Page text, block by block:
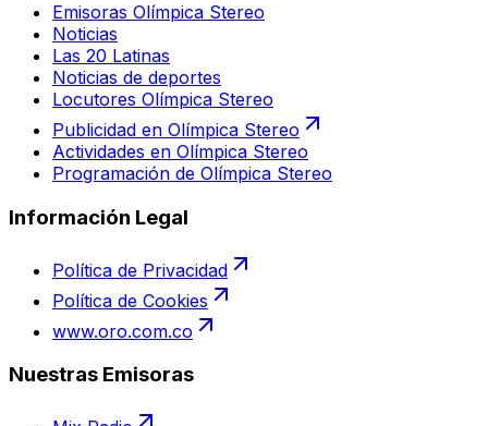
Emisoras Olímpica Stereo
Noticias
Las 20 Latinas
Noticias de deportes
Locutores Olímpica Stereo
Publicidad en Olímpica Stereo
Actividades en Olímpica Stereo
Programación de Olímpica Stereo
Información Legal
Política de Privacidad
Política de Cookies
www.oro.com.co
Nuestras Emisoras